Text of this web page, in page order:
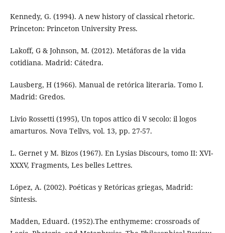
Kennedy, G. (1994). A new history of classical rhetoric.
Princeton: Princeton University Press.
Lakoff, G & Johnson, M. (2012). Metáforas de la vida
cotidiana. Madrid: Cátedra.
Lausberg, H (1966). Manual de retórica literaria. Tomo I.
Madrid: Gredos.
Livio Rossetti (1995), Un topos attico di V secolo: il logos
amarturos. Nova Tellvs, vol. 13, pp. 27-57.
L. Gernet y M. Bizos (1967). En Lysias Discours, tomo II: XVI-
XXXV, Fragments, Les belles Lettres.
López, A. (2002). Poéticas y Retóricas griegas, Madrid:
Síntesis.
Madden, Eduard. (1952).The enthymeme: crossroads of